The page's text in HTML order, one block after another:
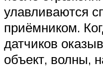
улавливаются
приёмником.
датчиков
объект, волны,